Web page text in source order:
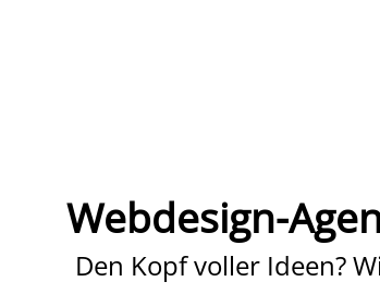
Webdesign-
Den Kopf voller Ideen?